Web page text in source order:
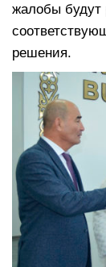
жалобы будут
решения.